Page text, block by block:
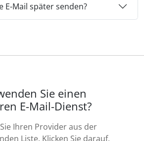
E-Mail später senden?
Sie einen
E-Mail-Dienst?
Ihren Provider aus der
Liste. Klicken Sie darauf,